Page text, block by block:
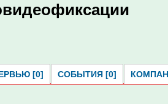
[0] СОБЫТИЯ [0]